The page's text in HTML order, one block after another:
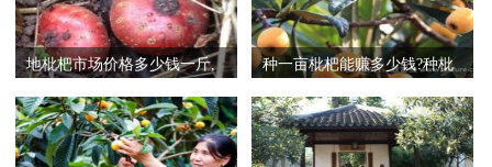
地枇杷市场价格多少钱一斤,
种一亩枇杷能赚多少钱?种枇